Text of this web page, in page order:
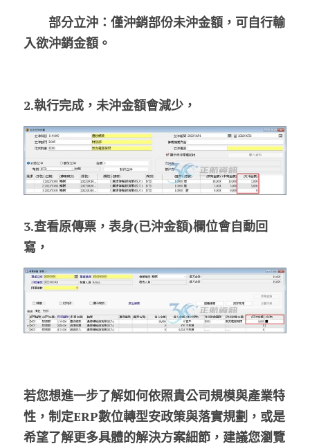
部分立沖： 僅沖銷部份未沖金額，可自行輸
入欲沖銷金額。
2.執行完成，未沖金額會減少，
3.查看原傳票，表身(已沖金額)欄位會自動回
寫，
若您想進一步了解如何依照貴公司規模與產業特
性，制定ERP數位轉型安政策與落實規劃，或是
希望了解更多具體的解決方案細節，建議您瀏覽